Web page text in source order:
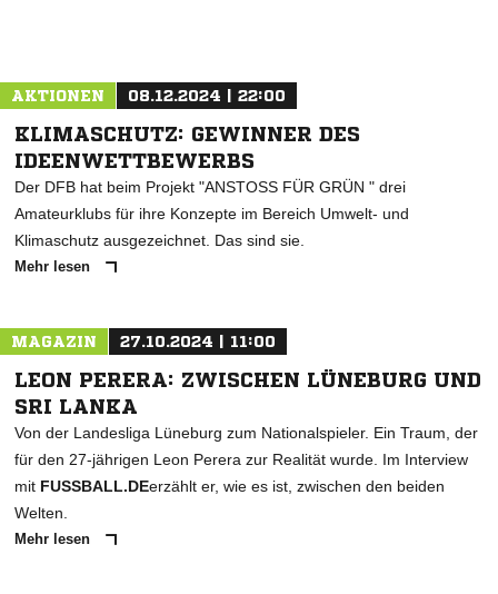
AKTIONEN 08.12.2024 | 22:00
KLIMASCHUTZ: GEWINNER DES
IDEENWETTBEWERBS
Der DFB hat beim Projekt "ANSTOSS FÜR GRÜN " drei
Amateurklubs für ihre Konzepte im Bereich Umwelt- und
Klimaschutz ausgezeichnet. Das sind sie.
Mehr lesen
MAGAZIN 27.10.2024 | 11:00
LEON PERERA: ZWISCHEN LÜNEBURG UND
SRI LANKA
Von der Landesliga Lüneburg zum Nationalspieler. Ein Traum, der
für den 27-jährigen Leon Perera zur Realität wurde. Im Interview
mit FUSSBALL.DEerzählt er, wie es ist, zwischen den beiden
Welten.
Mehr lesen